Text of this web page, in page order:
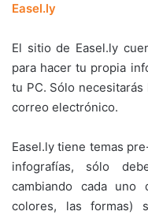
Easel.ly
El sitio de Easel.ly
para hacer tu propia
tu PC. Sólo
correo electrónico.
Easel.ly tiene temas
infografías, sólo
cambiando cada
colores, las formas)